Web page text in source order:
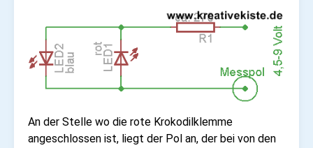
An der Stelle wo die rote Krokodilklemme
angeschlossen ist, liegt der Pol an, der bei von den